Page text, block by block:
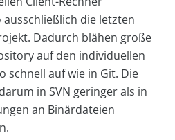
die letzten
Dadurch blähen große
auf den individuellen
schnell auf wie in Git. Die
in SVN geringer als in
an Binärdateien